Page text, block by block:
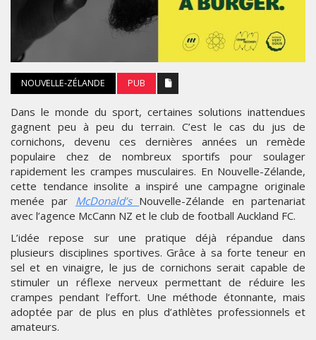
NOUVELLE-ZÉLANDE PUB
Dans le monde du sport, certaines solutions inattendues
gagnent peu à peu du terrain. C’est le cas du jus de
cornichons, devenu ces dernières années un remède
populaire chez de nombreux sportifs pour soulager
rapidement les crampes musculaires. En Nouvelle-Zélande,
cette tendance insolite a inspiré une campagne originale
menée par McDonald’s Nouvelle-Zélande en partenariat
avec l’agence McCann NZ et le club de football Auckland FC.
L’idée repose sur une pratique déjà répandue dans
plusieurs disciplines sportives. Grâce à sa forte teneur en
sel et en vinaigre, le jus de cornichons serait capable de
stimuler un réflexe nerveux permettant de réduire les
crampes pendant l’effort. Une méthode étonnante, mais
adoptée par de plus en plus d’athlètes professionnels et
amateurs.